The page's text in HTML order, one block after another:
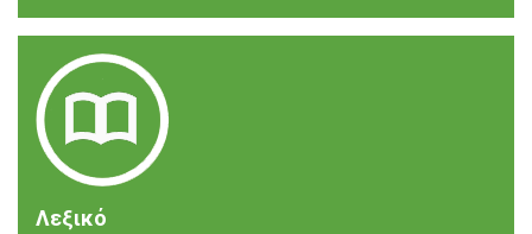
Λεξικό